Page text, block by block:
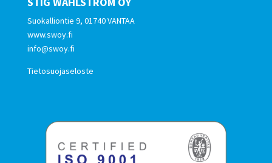
Suokalliontie 9, 01740 VANTAA
www.swoy.fi
info@swoy.fi
Tietosuojaseloste